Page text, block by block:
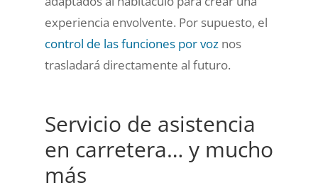
experiencia envolvente. Por supuesto, el
control de las funciones por voznos
trasladará directamente al futuro.
Servicio de asistencia
en carretera… y mucho
más